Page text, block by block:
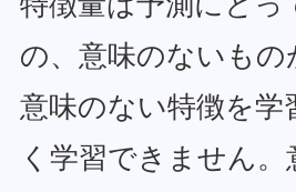
の、意味のないもの
意味のない特徴を学
く学習できません